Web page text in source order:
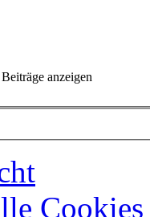
anzeigen
Cookies